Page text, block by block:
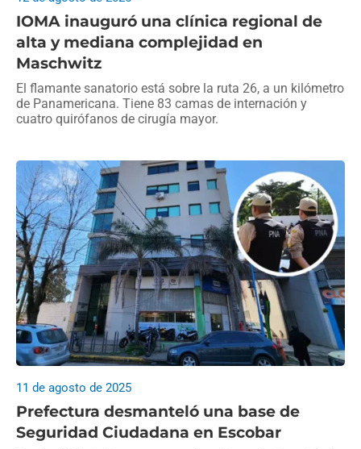
IOMA inauguró una clínica regional de
alta y mediana complejidad en
Maschwitz
El flamante sanatorio está sobre la ruta 26, a un kilómetro
de Panamericana. Tiene 83 camas de internación y
cuatro quirófanos de cirugía mayor.
Prefectura desmanteló una base de
Seguridad Ciudadana en Escobar
11 de agosto de 2025